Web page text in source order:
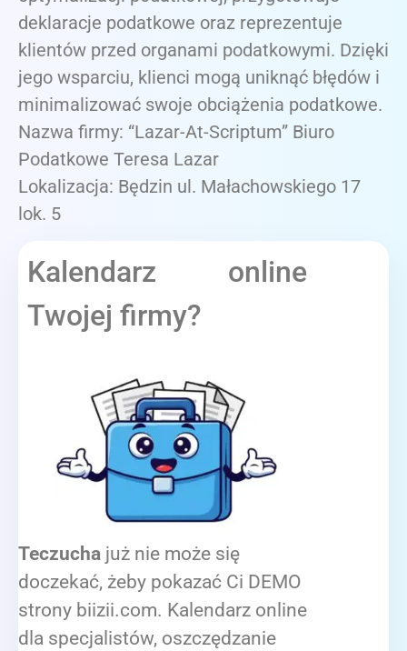
deklaracje podatkowe oraz reprezentuje
klientów przed organami podatkowymi. Dzięki
jego wsparciu, klienci mogą uniknąć błędów i
minimalizować swoje obciążenia podatkowe.
Nazwa firmy: “Lazar-At-Scriptum” Biuro
Podatkowe Teresa Lazar
Lokalizacja: Będzin ul. Małachowskiego 17
lok. 5
Kalendarz online
Twojej firmy?
Teczucha już nie może się
doczekać, żeby pokazać Ci DEMO
strony biizii.com. Kalendarz online
dla specjalistów, oszczędzanie